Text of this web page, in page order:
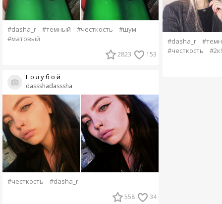
#dasha_r #темный #честкость
#шум
#матовый
2823 153
dassshadasssha
Г о л у б о й
#честкость #dasha_r
558 34
#dasha_r
#честкость